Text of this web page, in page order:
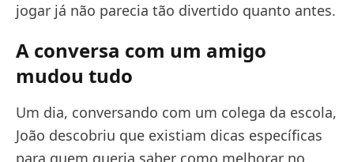
jogar já não parecia tão divertido quanto antes.
A conversa com um amigo
mudou tudo
Um dia, conversando com um colega da escola,
João descobriu que existiam dicas específicas
para quem queria saber como melhorar no